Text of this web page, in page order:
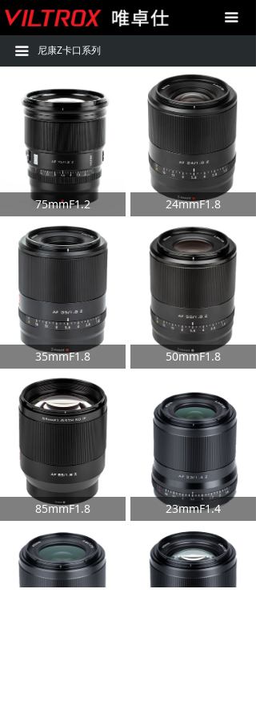
끀
首页
产品中心
技术支持
购买
图库
关于我们
联系我们
尼康Z卡口系列
끀
Z卡口85mmF1.8
Z卡口20mmF1.8
Z卡口24mmF1.8
Z卡口35mmF1.8
Z卡口50mmF1.8
Z卡口23mmF1.4
Z卡口33mmF1.4
Z卡口1314
Z卡口7512
Z卡口8518
75mmF1.2 24mmF1.8
35mmF1.8 50mmF1.8
85mmF1.8 23mmF1.4